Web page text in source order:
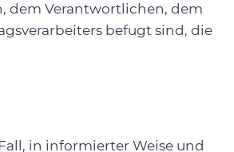
dem Verantwortlichen, dem
befugt sind, die
in informierter Weise und